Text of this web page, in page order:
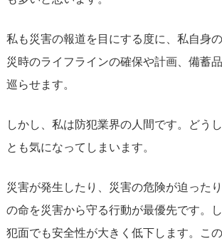
私も災害の報道を目にする度に、私自身
災時のライフラインの確保や計画、備蓄
巡らせます。
しかし、私は防犯業界の人間です。どう
とも気になってしまいます。
災害が発生したり、災害の危険が迫った
の命を災害から守る行動が最優先です。
犯面でも安全性が大きく低下します。こ